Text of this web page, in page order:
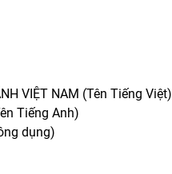
VIỆT NAM (Tên Tiếng Việt)
Tiếng Anh)
dụng)